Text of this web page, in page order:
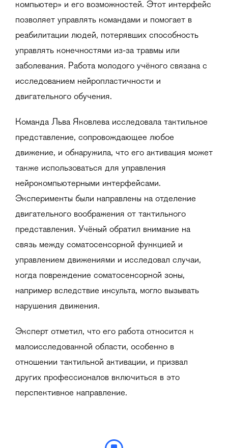
компьютер» и его возможностей. Этот интерфейс
позволяет управлять командами и помогает в
реабилитации людей, потерявших способность
управлять конечностями из-за травмы или
заболевания. Работа молодого учёного связана с
исследованием нейропластичности и
двигательного обучения.
Команда Льва Яковлева исследовала тактильное
представление, сопровождающее любое
движение, и обнаружила, что его активация может
также использоваться для управления
нейрокомпьютерными интерфейсами.
Эксперименты были направлены на отделение
двигательного воображения от тактильного
представления. Учёный обратил внимание на
связь между соматосенсорной функцией и
управлением движениями и исследовал случаи,
когда повреждение соматосенсорной зоны,
например вследствие инсульта, могло вызывать
нарушения движения.
Эксперт отметил, что его работа относится к
малоисследованной области, особенно в
отношении тактильной активации, и призвал
других профессионалов включиться в это
перспективное направление.